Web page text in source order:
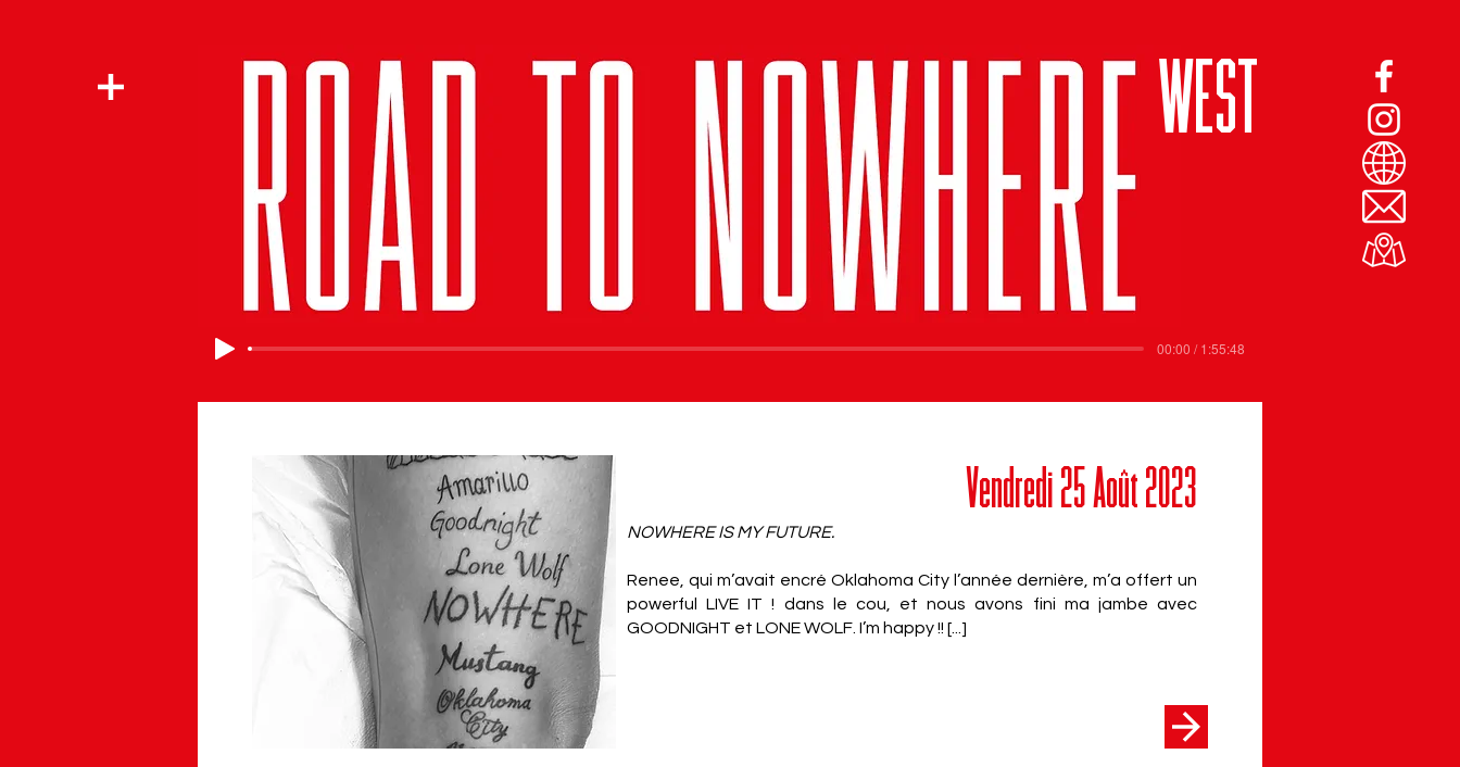
00:00 / 1:55:48
WEST
Vendredi 25 Août 2023
NOWHERE IS MY FUTURE.
Renee, qui m’avait encré Oklahoma City l’année dernière, m’a offert un
powerful LIVE IT ! dans le cou, et nous avons fini ma jambe avec
GOODNIGHT et LONE WOLF. I’m happy !! [...]